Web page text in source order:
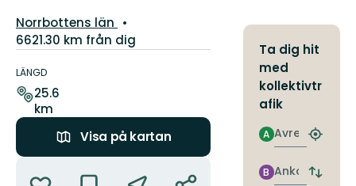
Län:
Norrbottens län
6621.30 km från dig
om
leden
LÄNGD
25.6
km
Visa på kartan
Ta dig hit
med
kollektivtr
afik
Avresa
A
Hitta
Ankomst
B
Byt